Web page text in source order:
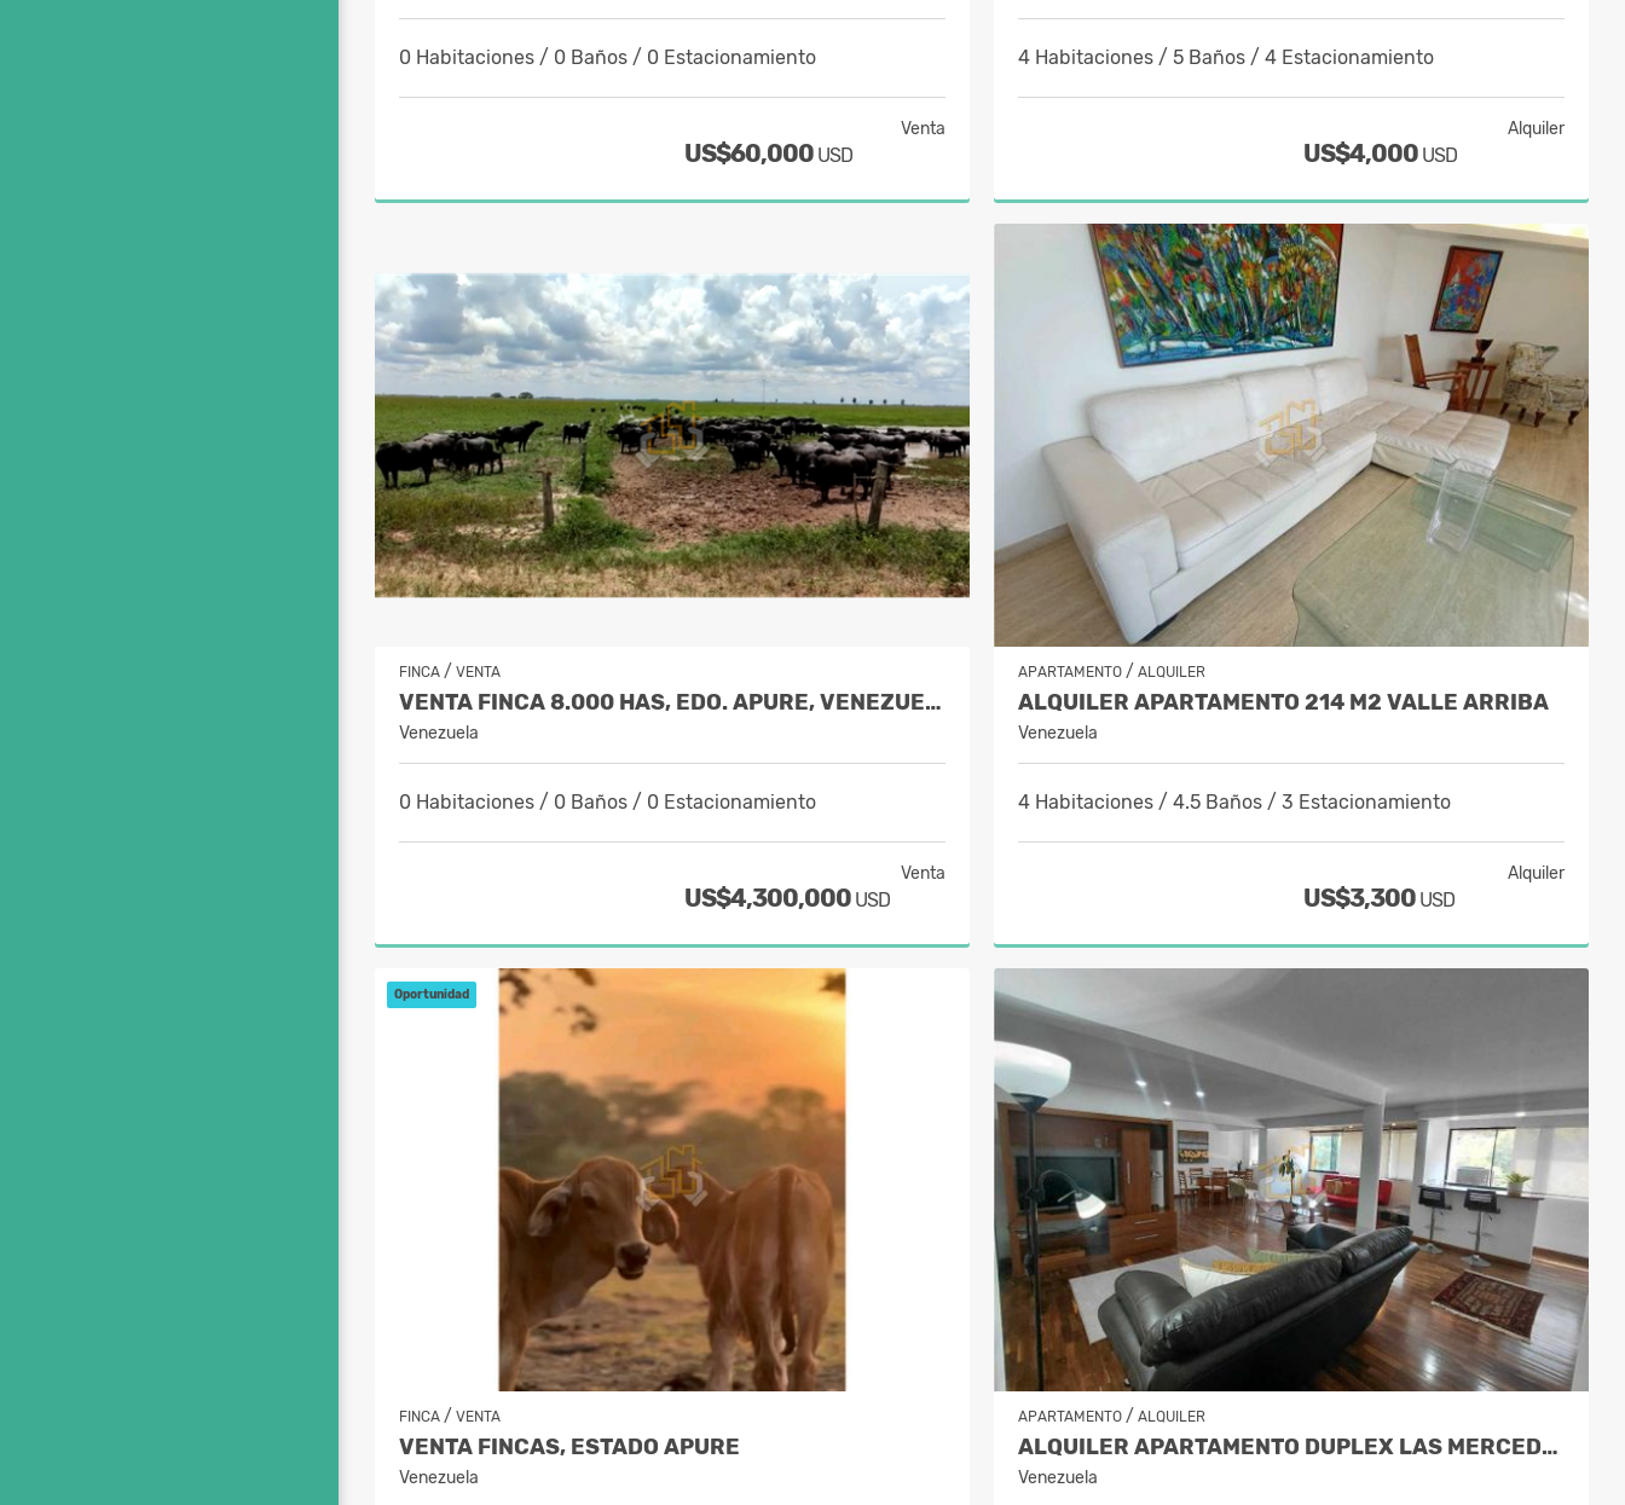
0 Habitaciones / 0 Baños / 0 Estacionamiento
Venta
US$60,000 USD
4 Habitaciones / 5 Baños / 4 Estacionamiento
Alquiler
US$4,000 USD
FINCA / VENTA
VENTA FINCA 8.000 HAS, EDO. APURE, VENEZUELA
Venezuela
0 Habitaciones / 0 Baños / 0 Estacionamiento
Venta
US$4,300,000 USD
APARTAMENTO / ALQUILER
ALQUILER APARTAMENTO 214 M2 VALLE ARRIBA
Venezuela
4 Habitaciones / 4.5 Baños / 3 Estacionamiento
Alquiler
US$3,300 USD
Oportunidad
FINCA / VENTA
VENTA FINCAS, ESTADO APURE
Venezuela
APARTAMENTO / ALQUILER
ALQUILER APARTAMENTO DUPLEX LAS MERCEDES 217 M2.
Venezuela